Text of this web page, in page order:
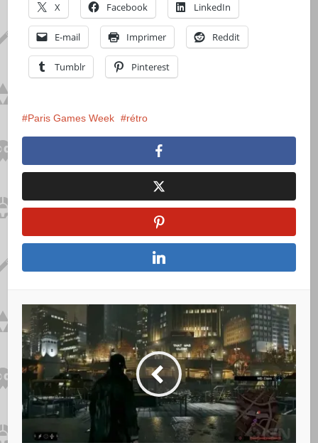
X Facebook LinkedIn
E-mail Imprimer Reddit
Tumblr Pinterest
Paris Games Week rétro